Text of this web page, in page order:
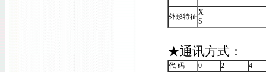
外形特征X
S
★通讯方式：
代 码 0 2
4